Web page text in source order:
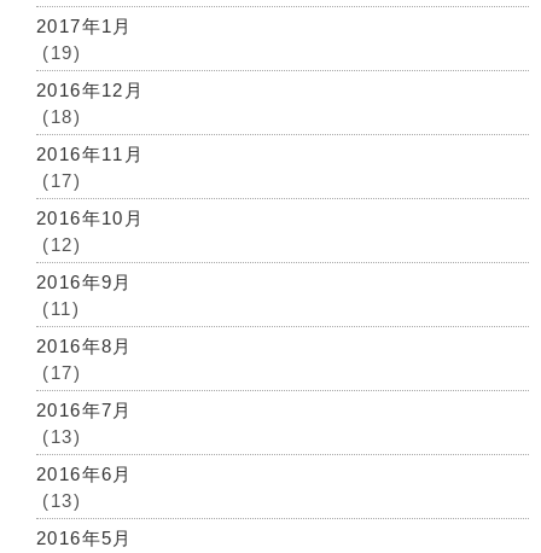
2017年1月
(19)
2016年12月
(18)
2016年11月
(17)
2016年10月
(12)
2016年9月
(11)
2016年8月
(17)
2016年7月
(13)
2016年6月
(13)
2016年5月